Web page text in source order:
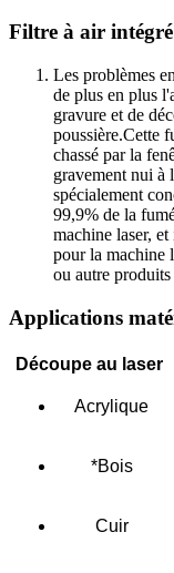
Filtre à air intégré
Les problèmes
de plus en plus
gravure et de
poussière.Cette
chassé par la
gravement nui à
spécialement
99,9% de la
machine laser,
pour la machine
ou autre
Applications
Découpe au laser
Acrylique
*Bois
Cuir